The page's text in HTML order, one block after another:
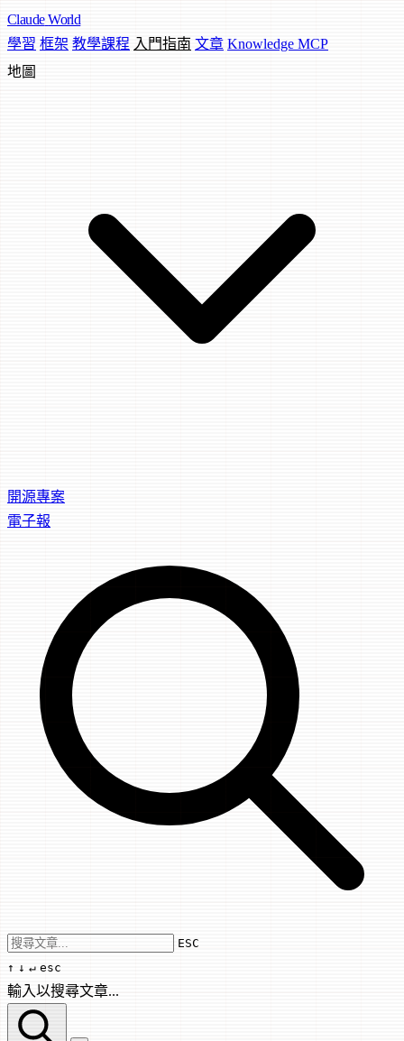
Claude World
學習 框架 教學課程 入門指南 文章 Knowledge MCP
地圖
開源專案
電子報
Use arrow keys to navigate results,
ESC
↑ ↓ ↵ esc
輸入以搜尋文章...
搜尋文章...